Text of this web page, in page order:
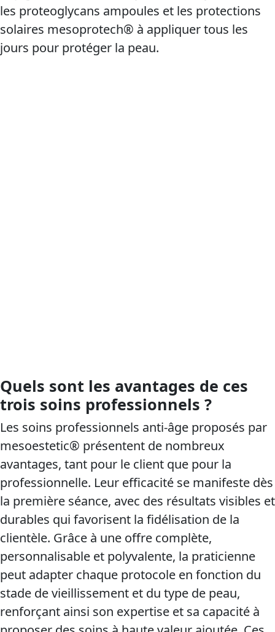
les proteoglycans ampoules et les protections
solaires mesoprotech® à appliquer tous les
jours pour protéger la peau.
Quels sont les avantages de ces
trois soins professionnels ?
Les soins professionnels anti-âge proposés par
mesoestetic® présentent de nombreux
avantages, tant pour le client que pour la
professionnelle. Leur efficacité se manifeste dès
la première séance, avec des résultats visibles et
durables qui favorisent la fidélisation de la
clientèle. Grâce à une offre complète,
personnalisable et polyvalente, la praticienne
peut adapter chaque protocole en fonction du
stade de vieillissement et du type de peau,
renforçant ainsi son expertise et sa capacité à